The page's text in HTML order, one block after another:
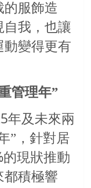
的服飾造
我，也讓
變得更有
管理年”
年及未來兩
”，針對居
的現狀推動
都積極響